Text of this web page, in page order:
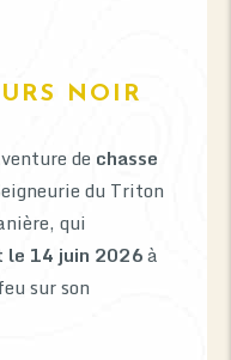
NOIR
de chasse
du Triton
qui
le 14 juin 2026à
sur son